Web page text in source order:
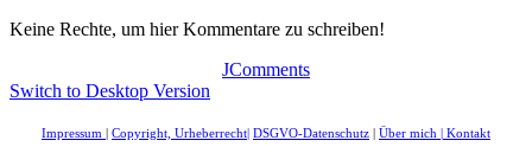
Keine Rechte, um hier Kommentare zu schreiben!
JComments
Switch to Desktop Version
Impressum Copyright, Urheberrecht DSGVO-Datenschutz Über mich Kontakt